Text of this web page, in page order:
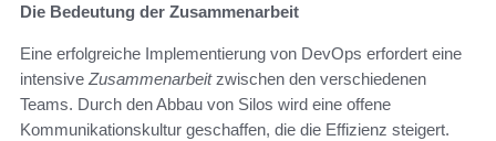
Die Bedeutung der Zusammenarbeit
Eine erfolgreiche Implementierung von DevOps erfordert eine
intensive Zusammenarbeitzwischen den verschiedenen
Teams. Durch den Abbau von Silos wird eine offene
Kommunikationskultur geschaffen, die die Effizienz steigert.